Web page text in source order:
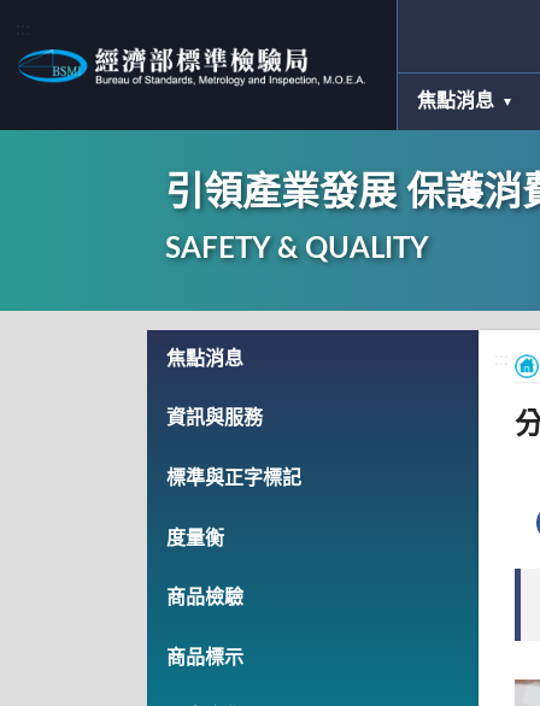
焦點消息
引領產業發展 保護消
SAFETY & QUALITY
焦點消息
資訊與服務
標準與正字標記
度量衡
商品檢驗
商品標示